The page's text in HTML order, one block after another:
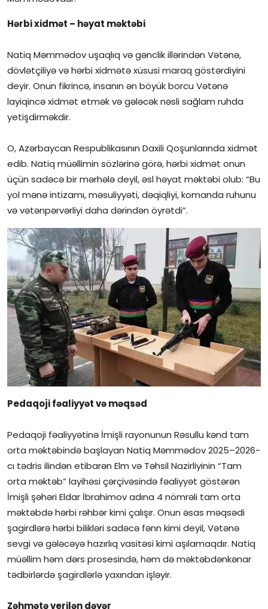
Hərbi xidmət – həyat məktəbi
Natiq Məmmədov uşaqlıq və gənclik illərindən Vətənə,
dövlətçiliyə və hərbi xidmətə xüsusi maraq göstərdiyini
deyir. Onun fikrincə, insanın ən böyük borcu Vətənə
layiqincə xidmət etmək və gələcək nəsli sağlam ruhda
yetişdirməkdir.
O, Azərbaycan Respublikasının Daxili Qoşunlarında xidmət
edib. Natiq müəllimin sözlərinə görə, hərbi xidmət onun
üçün sadəcə bir mərhələ deyil, əsl həyat məktəbi olub: “Bu
yol mənə intizamı, məsuliyyəti, dəqiqliyi, komanda ruhunu
və vətənpərvərliyi daha dərindən öyrətdi”.
Pedaqoji fəaliyyət və məqsəd
Pedaqoji fəaliyyətinə İmişli rayonunun Rəsullu kənd tam
orta məktəbində başlayan Natiq Məmmədov 2025–2026-
cı tədris ilindən etibarən Elm və Təhsil Nazirliyinin “Tam
orta məktəb” layihəsi çərçivəsində fəaliyyət göstərən
İmişli şəhəri Eldar İbrahimov adına 4 nömrəli tam orta
məktəbdə hərbi rəhbər kimi çalışır. Onun əsas məqsədi
şagirdlərə hərbi bilikləri sadəcə fənn kimi deyil, Vətənə
sevgi və gələcəyə hazırlıq vasitəsi kimi aşılamaqdır. Natiq
müəllim həm dərs prosesində, həm də məktəbdənkənar
tədbirlərdə şagirdlərlə yaxından işləyir.
Zəhmətə verilən dəyər